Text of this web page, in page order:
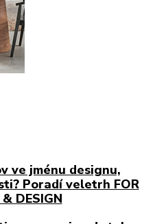
ve jménu designu,
Poradí veletrh FOR
DESIGN